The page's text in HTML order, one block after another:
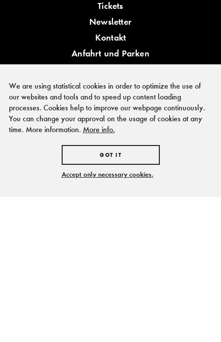
Tickets
Newsletter
Kontakt
Anfahrt und Parken
PRESSE
FÖRDERER & KOOPERATIONSPARTNER
IMPRESSUM
HAUSORDNUNG
We are using statistical cookies in order to optimize the use of
our websites and tools and to speed up content loading
processes. Cookies help to improve our webpage continuously.
You can change your approval on the usage of cookies at any
time. More information. More info.
GOT IT
Accept only necessary cookies.